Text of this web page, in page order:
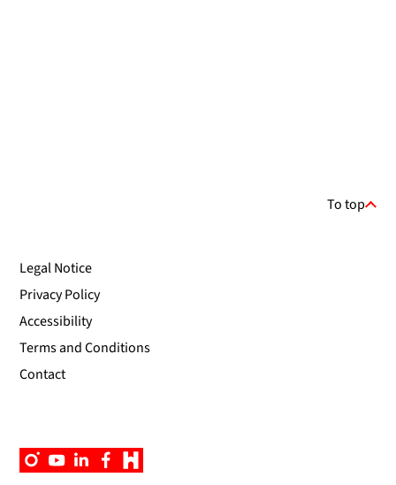
To top
Legal Notice
Privacy Policy
Accessibility
Terms and Conditions
Contact
Instagram
YouTubeLinkedinFacebookCampus
App